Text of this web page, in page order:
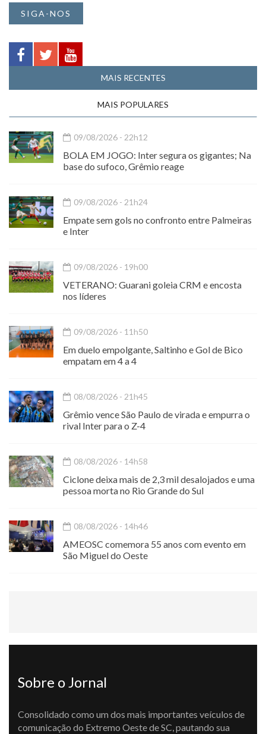
SIGA-NOS
MAIS RECENTES
MAIS POPULARES
09/08/2026 - 22h12
BOLA EM JOGO: Inter segura os gigantes; Na
base do sufoco, Grêmio reage
09/08/2026 - 21h24
Empate sem gols no confronto entre Palmeiras
e Inter
09/08/2026 - 19h00
VETERANO: Guarani goleia CRM e encosta
nos líderes
09/08/2026 - 11h50
Em duelo empolgante, Saltinho e Gol de Bico
empatam em 4 a 4
08/08/2026 - 21h45
Grêmio vence São Paulo de virada e empurra o
rival Inter para o Z-4
08/08/2026 - 14h58
Ciclone deixa mais de 2,3 mil desalojados e uma
pessoa morta no Rio Grande do Sul
08/08/2026 - 14h46
AMEOSC comemora 55 anos com evento em
São Miguel do Oeste
Sobre o Jornal
Consolidado como um dos mais importantes veículos de
comunicação do Extremo Oeste de SC, pautando sua